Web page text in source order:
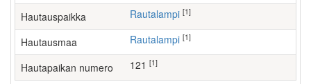
Hautauspaikka Rautalampi [1]
Hautausmaa Rautalampi [1]
Hautapaikan numero 121 [1]